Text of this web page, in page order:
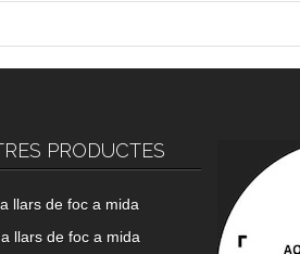
PRODUCTES
llars de foc a mida
llars de foc a mida